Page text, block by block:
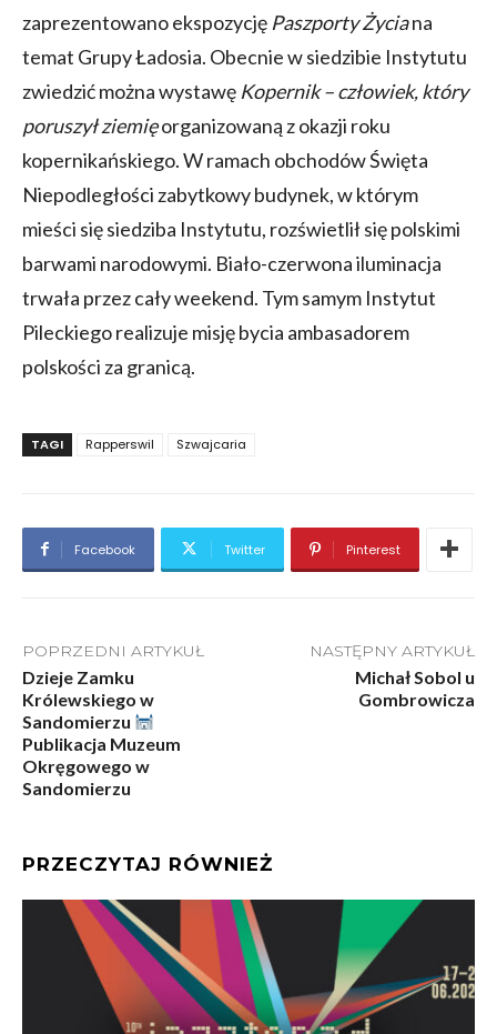
zaprezentowano ekspozycję Paszporty Życiana
temat Grupy Ładosia. Obecnie w siedzibie Instytutu
zwiedzić można wystawę Kopernik – człowiek, który
poruszył ziemięorganizowaną z okazji roku
kopernikańskiego. W ramach obchodów Święta
Niepodległości zabytkowy budynek, w którym
mieści się siedziba Instytutu, rozświetlił się polskimi
barwami narodowymi. Biało-czerwona iluminacja
trwała przez cały weekend. Tym samym Instytut
Pileckiego realizuje misję bycia ambasadorem
polskości za granicą.
TAGI Rapperswil Szwajcaria
Facebook Twitter Pinterest
POPRZEDNI ARTYKUŁ
Dzieje Zamku
Królewskiego w
Sandomierzu
Publikacja Muzeum
Okręgowego w
Sandomierzu
NASTĘPNY ARTYKUŁ
Michał Sobol u
Gombrowicza
PRZECZYTAJ RÓWNIEŻ